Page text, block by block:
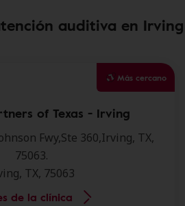
auditiva en Irving
Más cercano
of Texas - Irving
Fwy,Ste 360,Irving, TX,
75063.
TX, 75063
de la clínica